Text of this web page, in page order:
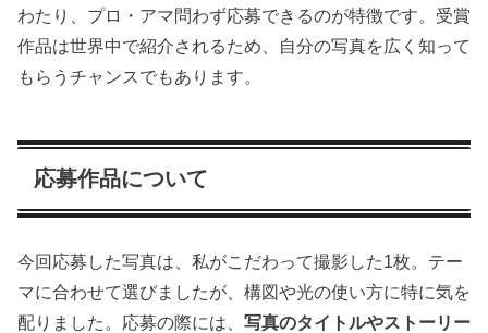
わたり、プロ・アマ問わず応募できるのが特徴です。受賞
作品は世界中で紹介されるため、自分の写真を広く知って
もらうチャンスでもあります。
応募作品について
今回応募した写真は、私がこだわって撮影した1枚。テー
マに合わせて選びましたが、構図や光の使い方に特に気を
配りました。応募の際には、 写真のタイトルやストーリー